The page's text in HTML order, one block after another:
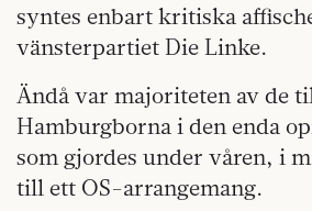
syntes enbart kritiska
vänsterpartiet Die Linke.
Ändå var majoriteten av de
Hamburgborna i den enda
som gjordes under våren, i
till ett OS-arrangemang.